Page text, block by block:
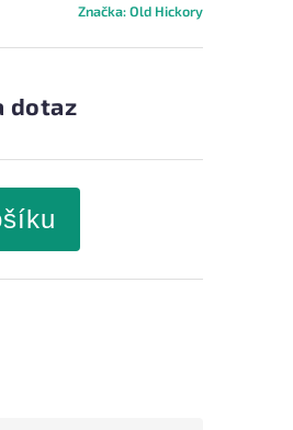
Značka:Old Hickory
dotaz